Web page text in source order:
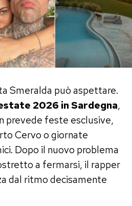
Smeralda può aspettare.
2026 in Sardegna,
prevede feste esclusive,
Cervo o giornate
Dopo il nuovo problema
a fermarsi, il rapper
dal ritmo decisamente